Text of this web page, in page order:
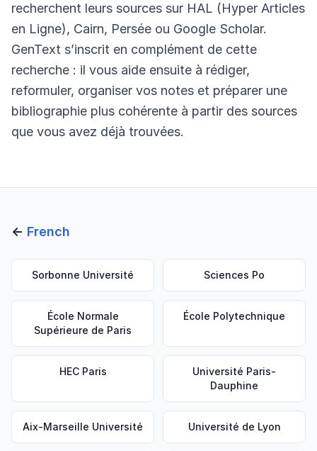
recherchent leurs sources sur HAL (Hyper Articles
en Ligne), Cairn, Persée ou Google Scholar.
GenText s’inscrit en complément de cette
recherche : il vous aide ensuite à rédiger,
reformuler, organiser vos notes et préparer une
bibliographie plus cohérente à partir des sources
que vous avez déjà trouvées.
← French
Sorbonne Université Sciences Po
École Normale
Supérieure de Paris
École Polytechnique
HEC Paris
Université Paris-
Dauphine
Aix-Marseille Université Université de Lyon